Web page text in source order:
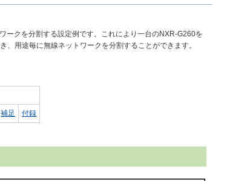
ークを分割する設定例です。これにより一台のNXR-G260を
用途毎に無線ネットワークを分割することができます。
補足 付録